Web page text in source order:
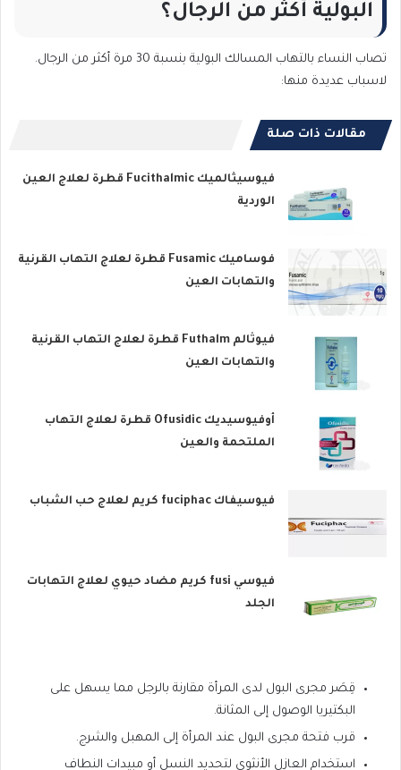
البولية أكثر من الرجال؟
تصاب النساء بالتهاب المسالك البولية بنسبة 30 مرة أكثر من الرجال.
لاسباب عديدة منها:
مقالات ذات صلة
فيوسيثالميك Fucithalmic قطرة لعلاج العين
الوردية
فوساميك Fusamic قطرة لعلاج التهاب القرنية
والتهابات العين
فيوثالم Futhalm قطرة لعلاج التهاب القرنية
والتهابات العين
أوفيوسيديك Ofusidic قطرة لعلاج التهاب
الملتحمة والعين
فيوسيفاك fuciphac كريم لعلاج حب الشباب
فيوسي fusi كريم مضاد حيوي لعلاج التهابات
الجلد
قِصَر مجرى البول لدى المرأة مقارنة بالرجل مما يسهل على
البكتيريا الوصول إلى المثانة.
قرب فتحة مجرى البول عند المرأة إلى المهبل والشرج.
استخدام العازل الأنثوي لتحديد النسل أو مبيدات النطاف